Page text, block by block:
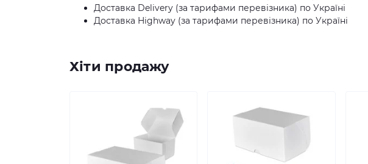
Доставка Delivery (за тарифами перевізника) по Україні
Доставка Highway (за тарифами перевізника) по Україні
Хіти продажу